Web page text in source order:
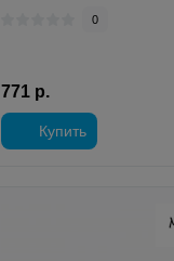
0
771 р.
Купить